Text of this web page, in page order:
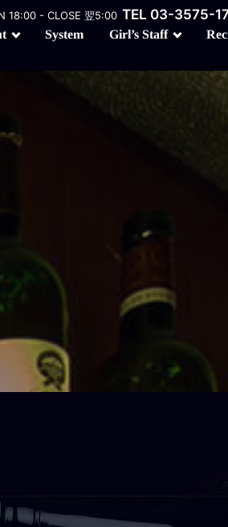
18:00 - CLOSE 翌5:00 TEL 03-3575-
System Girl’s Staff